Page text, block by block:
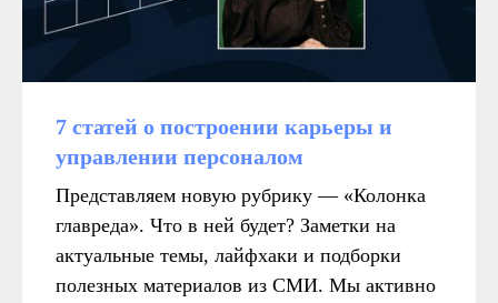
7 статей о построении карьеры и
управлении персоналом
Представляем новую рубрику — «Колонка
главреда». Что в ней будет? Заметки на
актуальные темы, лайфхаки и подборки
полезных материалов из СМИ. Мы активно